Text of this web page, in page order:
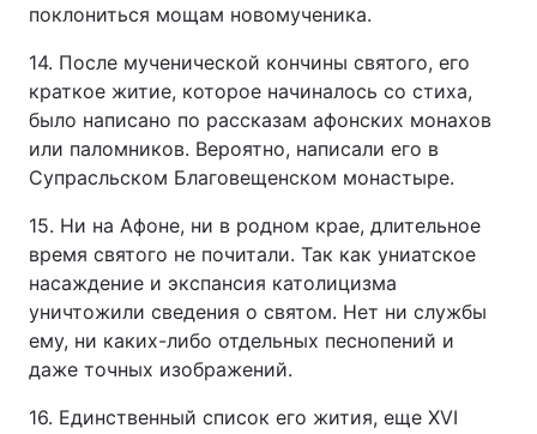
поклониться мощам новомученика.
14. После мученической кончины святого, его
краткое житие, которое начиналось со стиха,
было написано по рассказам афонских монахов
или паломников. Вероятно, написали его в
Супрасльском Благовещенском монастыре.
15. Ни на Афоне, ни в родном крае, длительное
время святого не почитали. Так как униатское
насаждение и экспансия католицизма
уничтожили сведения о святом. Нет ни службы
ему, ни каких-либо отдельных песнопений и
даже точных изображений.
16. Единственный список его жития, еще XVI